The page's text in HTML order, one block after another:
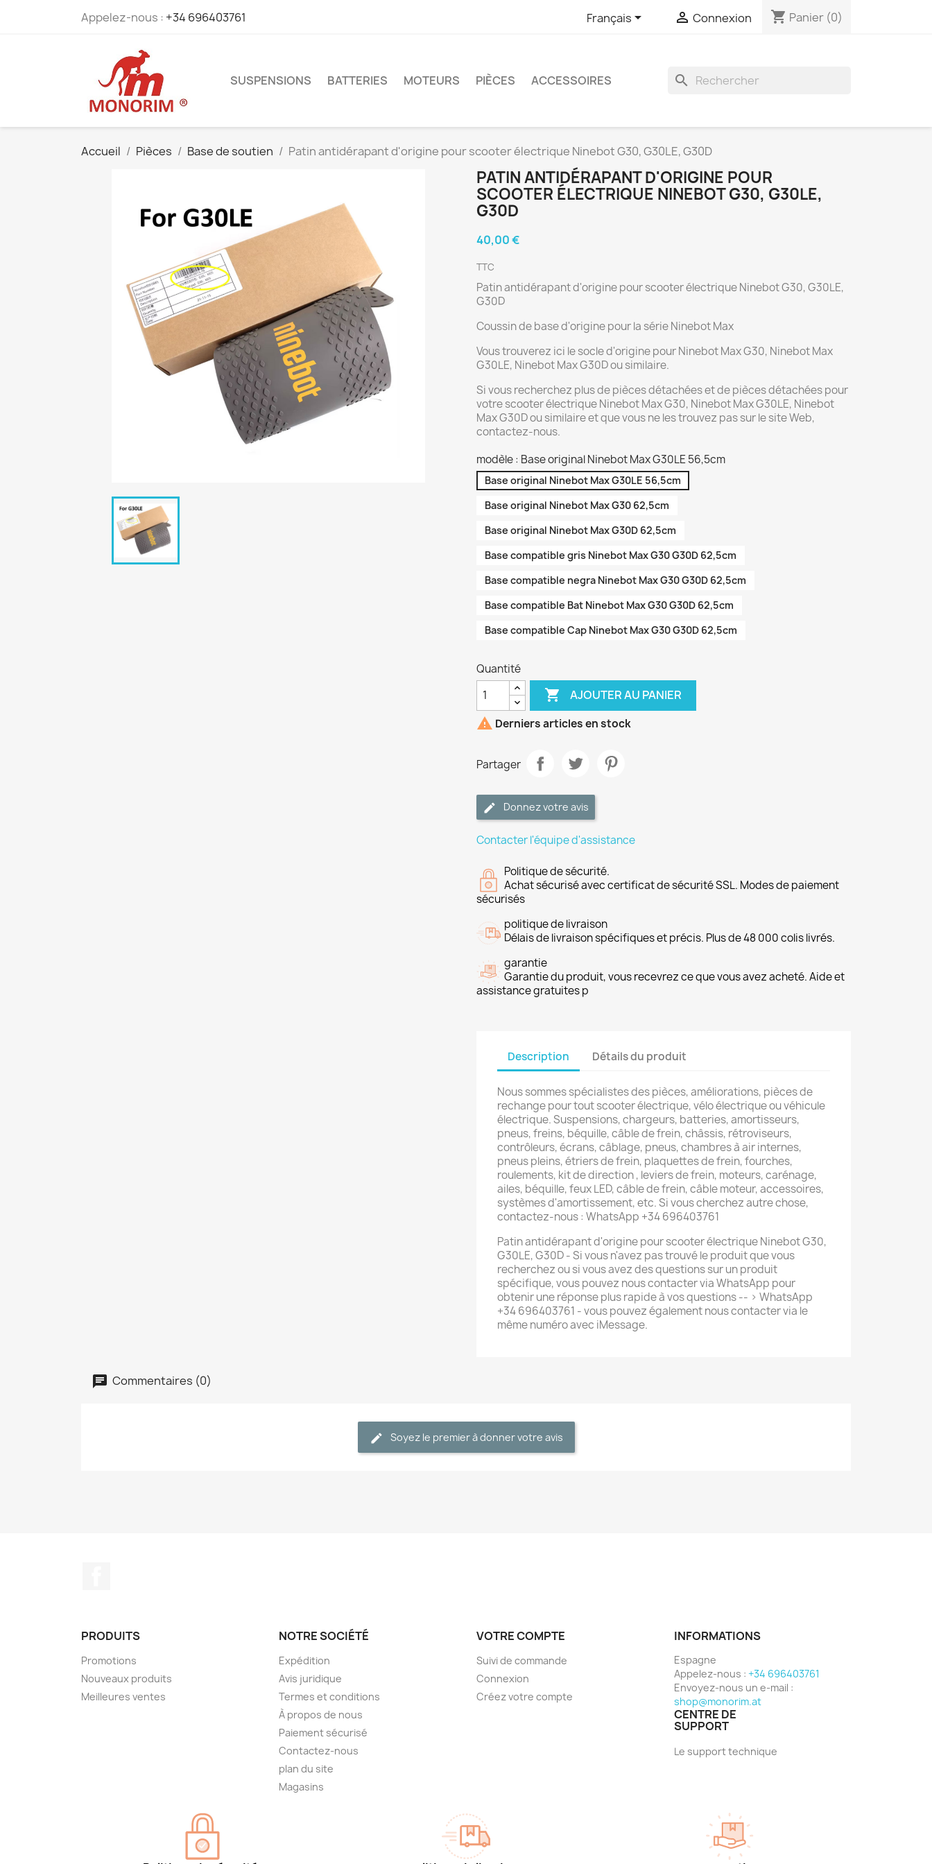
Appelez-nous : +34 696403761 Français  Connexion shopping_cart Panier (0)
SUSPENSIONS BATTERIES MOTEURS PIÈCES ACCESSOIRES search
Accueil Pièces Base de soutien Patin antidérapant d'origine pour scooter électrique Ninebot G30, G30LE, G30D
PATIN ANTIDÉRAPANT D'ORIGINE POUR
SCOOTER ÉLECTRIQUE NINEBOT G30, G30LE,
G30D
40,00 €
TTC
Patin antidérapant d'origine pour scooter électrique Ninebot G30, G30LE,
G30D
Coussin de base d'origine pour la série Ninebot Max
Vous trouverez ici le socle d'origine pour Ninebot Max G30, Ninebot Max
G30LE, Ninebot Max G30D ou similaire.
Si vous recherchez plus de pièces détachées et de pièces détachées pour
votre scooter électrique Ninebot Max G30, Ninebot Max G30LE, Ninebot
Max G30D ou similaire et que vous ne les trouvez pas sur le site Web,
contactez-nous.
modèle : Base original Ninebot Max G30LE 56,5cm
Base original Ninebot Max G30LE 56,5cm
Base original Ninebot Max G30 62,5cm
Base original Ninebot Max G30D 62,5cm
Base compatible gris Ninebot Max G30 G30D 62,5cm
Base compatible negra Ninebot Max G30 G30D 62,5cm
Base compatible Bat Ninebot Max G30 G30D 62,5cm
Base compatible Cap Ninebot Max G30 G30D 62,5cm
Quantité
 AJOUTER AU PANIER
 Derniers articles en stock
Partager
Donnez votre avis
Contacter l'équipe d'assistance
Politique de sécurité.
Achat sécurisé avec certificat de sécurité SSL. Modes de paiement
sécurisés
politique de livraison
Délais de livraison spécifiques et précis. Plus de 48 000 colis livrés.
garantie
Garantie du produit, vous recevrez ce que vous avez acheté. Aide et
assistance gratuites p
Description Détails du produit
Nous sommes spécialistes des pièces, améliorations, pièces de
rechange pour tout scooter électrique, vélo électrique ou véhicule
électrique. Suspensions, chargeurs, batteries, amortisseurs,
pneus, freins, béquille, câble de frein, châssis, rétroviseurs,
contrôleurs, écrans, câblage, pneus, chambres à air internes,
pneus pleins, étriers de frein, plaquettes de frein, fourches,
roulements, kit de direction , leviers de frein, moteurs, carénage,
ailes, béquille, feux LED, câble de frein, câble moteur, accessoires,
systèmes d'amortissement, etc. Si vous cherchez autre chose,
contactez-nous : WhatsApp +34 696403761
Patin antidérapant d'origine pour scooter électrique Ninebot G30,
G30LE, G30D - Si vous n'avez pas trouvé le produit que vous
recherchez ou si vous avez des questions sur un produit
spécifique, vous pouvez nous contacter via WhatsApp pour
obtenir une réponse plus rapide à vos questions -- > WhatsApp
+34 696403761 - vous pouvez également nous contacter via le
même numéro avec iMessage.
Commentaires (0)
Soyez le premier à donner votre avis
PRODUITS
Promotions
Nouveaux produits
Meilleures ventes
NOTRE SOCIÉTÉ
Expédition
Avis juridique
Termes et conditions
À propos de nous
Paiement sécurisé
Contactez-nous
plan du site
Magasins
VOTRE COMPTE
Suivi de commande
Connexion
Créez votre compte
INFORMATIONS
Espagne
Appelez-nous : +34 696403761
Envoyez-nous un e-mail :
shop@monorim.at
CENTRE DE
SUPPORT
Le support technique